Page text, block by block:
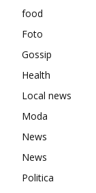
food
Foto
Gossip
Health
Local news
Moda
News
News
Politica